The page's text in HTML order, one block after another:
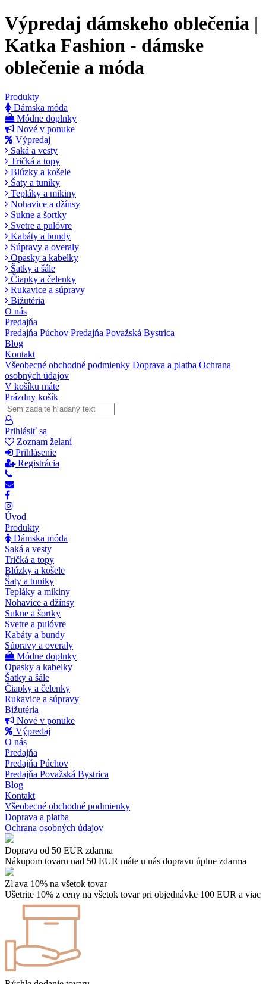
Výpredaj dámskeho oblečenia |
Katka Fashion - dámske
oblečenie a móda
Produkty
Dámska móda
Módne doplnky
Nové v ponuke
Výpredaj
Saká a vesty
Tričká a topy
Blúzky a košele
Šaty a tuniky
Tepláky a mikiny
Nohavice a džínsy
Sukne a šortky
Svetre a pulóvre
Kabáty a bundy
Súpravy a overaly
Opasky a kabelky
Šatky a šále
Čiapky a čelenky
Rukavice a súpravy
Bižutéria
O nás
Predajňa
Predajňa Púchov Predajňa Považská Bystrica
Blog
Kontakt
Všeobecné obchodné podmienky Doprava a platba Ochrana
osobných údajov
V košíku máte
Prázdny košík
Prihlásiť sa
Zoznam želaní
Prihlásenie
Registrácia
Úvod
Produkty
Dámska móda
Saká a vesty
Tričká a topy
Blúzky a košele
Šaty a tuniky
Tepláky a mikiny
Nohavice a džínsy
Sukne a šortky
Svetre a pulóvre
Kabáty a bundy
Súpravy a overaly
Módne doplnky
Opasky a kabelky
Šatky a šále
Čiapky a čelenky
Rukavice a súpravy
Bižutéria
Nové v ponuke
Výpredaj
O nás
Predajňa
Predajňa Púchov
Predajňa Považská Bystrica
Blog
Kontakt
Všeobecné obchodné podmienky
Doprava a platba
Ochrana osobných údajov
Doprava od 50 EUR zdarma
Nákupom tovaru nad 50 EUR máte u nás dopravu úplne zdarma
Zľava 10% na všetok tovar
Ušetrite 10% z ceny na všetok tovar pri objednávke 100 EUR a viac